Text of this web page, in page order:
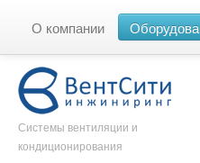
О компании
Системы вентиляции и
кондиционирования